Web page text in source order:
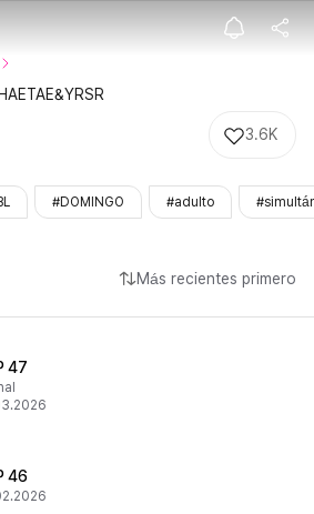
Un guide de
3.6K
#DOMINGO #adulto
Más recientes primero
47
46